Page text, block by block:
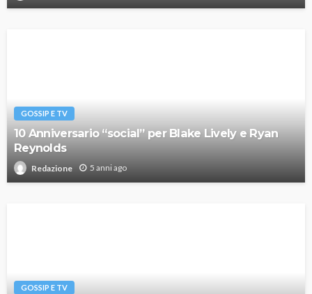
GOSSIP E TV
10 Anniversario “social” per Blake Lively e Ryan
Reynolds
Redazione 5 anni ago
GOSSIP E TV